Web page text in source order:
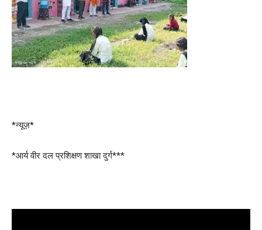
*न्यूज़*
*आर्य वीर दल प्रशिक्षण शाखा दुर्ग***